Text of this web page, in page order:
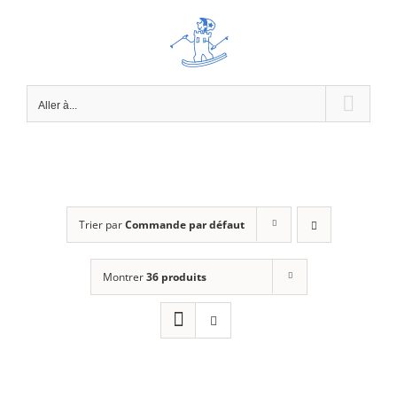
Aller à...
Trier parCommande par défaut
Montrer36 produits